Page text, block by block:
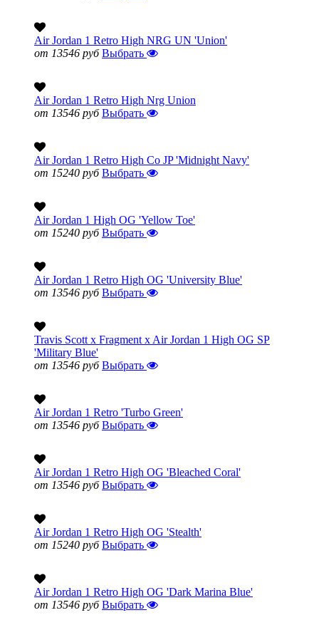
Air Jordan 1 Retro High NRG UN 'Union'
от 13546 руб Выбрать
Air Jordan 1 Retro High Nrg Union
от 13546 руб Выбрать
Air Jordan 1 Retro High Co JP 'Midnight Navy'
от 15240 руб Выбрать
Air Jordan 1 High OG 'Yellow Toe'
от 15240 руб Выбрать
Air Jordan 1 Retro High OG 'University Blue'
от 13546 руб Выбрать
Travis Scott x Fragment x Air Jordan 1 High OG SP
'Military Blue'
от 13546 руб Выбрать
Air Jordan 1 Retro 'Turbo Green'
от 13546 руб Выбрать
Air Jordan 1 Retro High OG 'Bleached Coral'
от 13546 руб Выбрать
Air Jordan 1 Retro High OG 'Stealth'
от 15240 руб Выбрать
Air Jordan 1 Retro High OG 'Dark Marina Blue'
от 13546 руб Выбрать